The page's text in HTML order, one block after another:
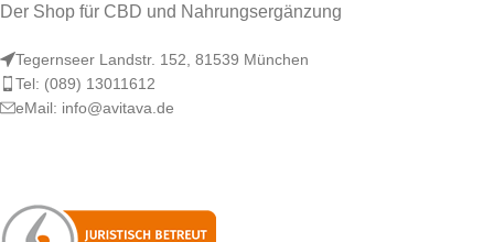
Der Shop für CBD und Nahrungsergänzung
Tegernseer Landstr. 152, 81539 München
Tel: (089) 13011612
eMail: info@avitava.de